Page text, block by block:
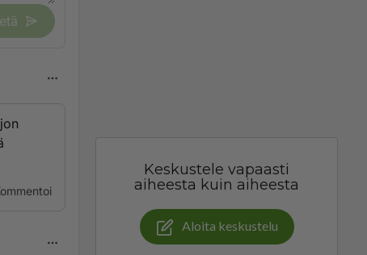
Keskustele vapaasti
aiheesta kuin aiheesta
Aloita keskustelu